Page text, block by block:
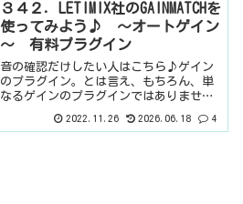
３４２．LETIMIX社のGAINMATCHを
使ってみよう♪ ～オートゲイン
～ 有料プラグイン
音の確認だけしたい人はこちら♪ゲイン
のプラグイン。とは言え、もちろん、単
なるゲインのプラグインではありませ
ンをマッチさせます。何にマッチさせる
2022.11.26 2026.06.18 4